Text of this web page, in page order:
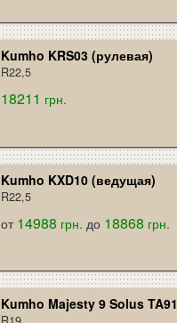
Kumho KRS03 (рулевая)
R22,5
18211 грн.
Kumho KXD10 (ведущая)
R22,5
от 14988 грн. до 18868 грн.
Kumho Majesty 9 Solus TA91